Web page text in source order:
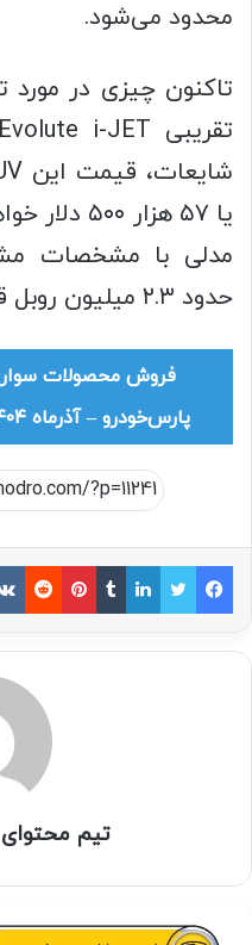
محدود می‌شود.
تاکنون چیزی در
یا ۵۷ هزار
حدود ۲.۳ میلیون روبل قیمت گذاری می‌شود.
فروش محصولات
پارس‌خودرو – آذرماه ۱۴۰۴
تیم